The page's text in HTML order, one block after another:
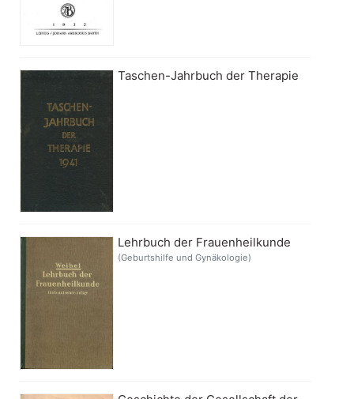
Taschen-Jahrbuch der Therapie
Lehrbuch der Frauenheilkunde
(Geburtshilfe und Gynäkologie)